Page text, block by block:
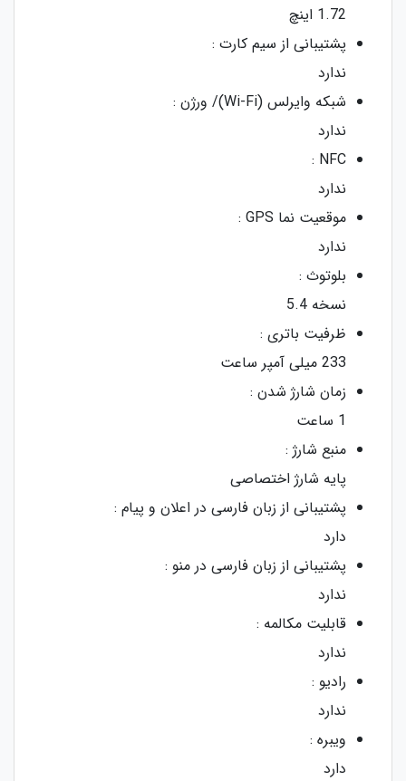
1.72 اینچ
پشتیبانی از سیم‌ کارت :
ندارد
شبکه وایرلس (Wi-Fi)/ ورژن :
ندارد
NFC :
ندارد
موقعیت‌ نما GPS :
ندارد
بلوتوث :
نسخه 5.4
ظرفیت باتری :
233 میلی آمپر ساعت
زمان شارژ شدن :
1 ساعت
منبع شارژ :
پایه شارژ اختصاصی
پشتیبانی از زبان فارسی در اعلان و پیام :
دارد
پشتیبانی از زبان فارسی در منو :
ندارد
قابلیت مکالمه :
ندارد
رادیو :
ندارد
ویبره :
دارد